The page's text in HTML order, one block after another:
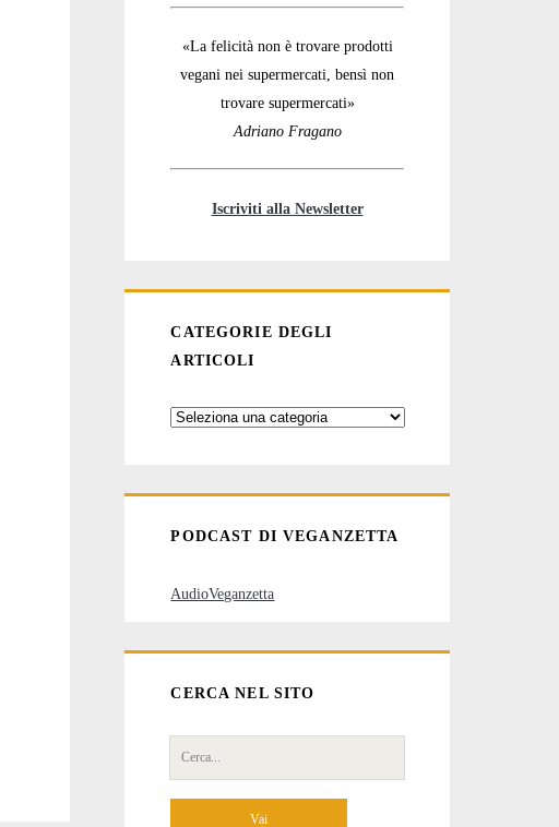
«La felicità non è trovare prodotti
vegani nei supermercati, bensì non
trovare supermercati»
Adriano Fragano
Iscriviti alla Newsletter
CATEGORIE DEGLI
ARTICOLI
Categorie
PODCAST DI VEGANZETTA
AudioVeganzetta
CERCA NEL SITO
Cerca
per: